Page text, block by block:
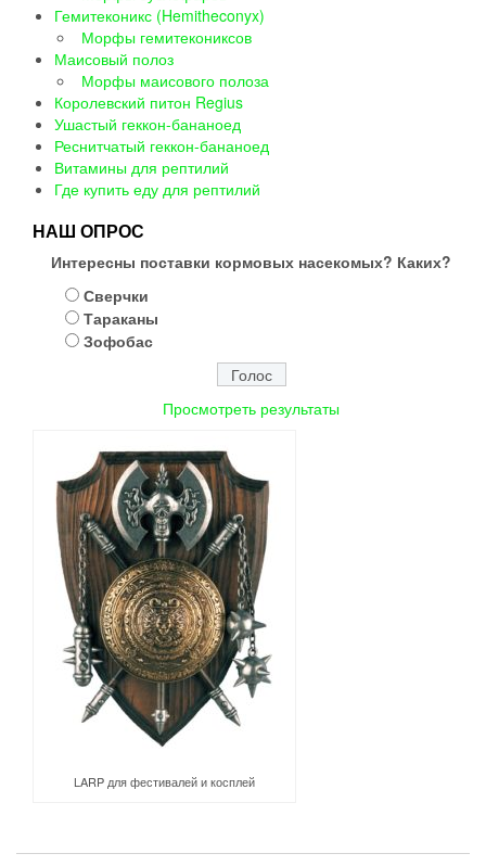
Гемитеконикс (Hemitheconyx)
Морфы гемитекониксов
Маисовый полоз
Морфы маисового полоза
Королевский питон Regius
Ушастый геккон-бананоед
Реснитчатый геккон-бананоед
Витамины для рептилий
Где купить еду для рептилий
НАШ ОПРОС
Интересны поставки кормовых насекомых? Каких?
Сверчки
Тараканы
Зофобас
Просмотреть результаты
LARP для фестивалей и косплей